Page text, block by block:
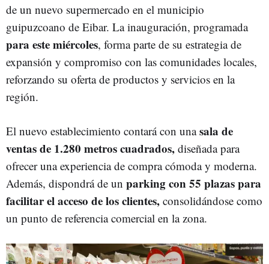
de un nuevo supermercado en el municipio
guipuzcoano de Eibar. La inauguración, programada
para este miércoles, forma parte de su estrategia de
expansión y compromiso con las comunidades locales,
reforzando su oferta de productos y servicios en la
región.
El nuevo establecimiento contará con unasala de
ventas de 1.280 metros cuadrados, diseñada para
ofrecer una experiencia de compra cómoda y moderna.
Además, dispondrá de un parking con 55 plazas para
facilitar el acceso de los clientes, consolidándose como
un punto de referencia comercial en la zona.